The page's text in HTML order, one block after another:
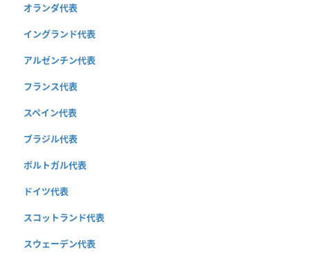
オランダ代表
イングランド代表
アルゼンチン代表
フランス代表
スペイン代表
ブラジル代表
ポルトガル代表
ドイツ代表
スコットランド代表
スウェーデン代表